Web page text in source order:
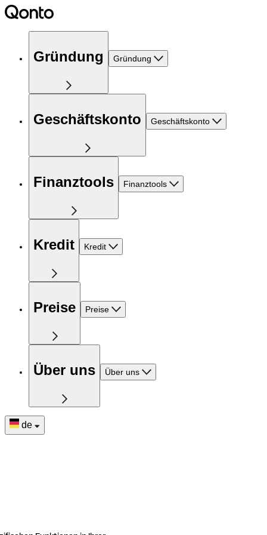
Gründung Gründung
Geschäftskonto Geschäftskonto
Finanztools Finanztools
Kredit Kredit
Preise Preise
Über uns Über uns
de